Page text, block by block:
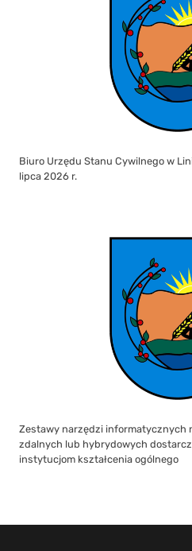
Biuro Urzędu Stanu Cywilnego w
lipca 2026 r.
Zestawy narzędzi informatycznych
zdalnych lub hybrydowych
instytucjom kształcenia ogólnego